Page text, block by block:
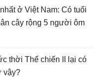
ở Việt Nam: Có tuổi
cây rộng 5 người ôm
thời Thế chiến II lại có
vậy?